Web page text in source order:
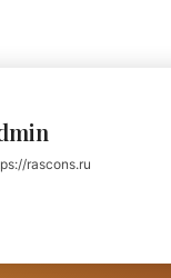
rascons.ru